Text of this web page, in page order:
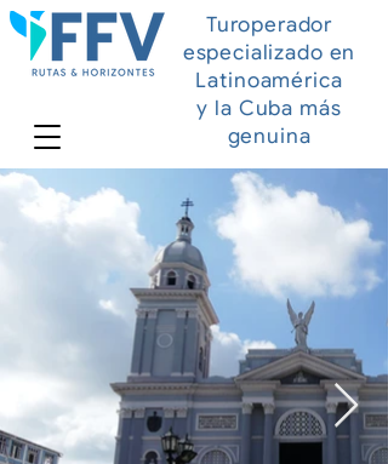
Turoperador
especializado en
Latinoamérica
y la Cuba más
genuina